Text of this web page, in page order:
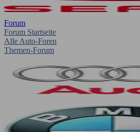
Forum
Forum Startseite
Alle Auto-Foren
Themen-Forum